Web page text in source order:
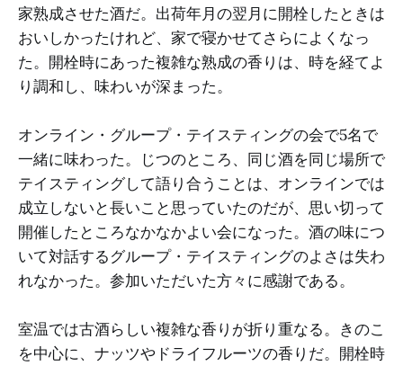
家熟成させた酒だ。出荷年月の翌月に開栓したときは
おいしかったけれど、家で寝かせてさらによくなっ
た。開栓時にあった複雑な熟成の香りは、時を経てよ
り調和し、味わいが深まった。
オンライン・グループ・テイスティングの会で5名で
一緒に味わった。じつのところ、同じ酒を同じ場所で
テイスティングして語り合うことは、オンラインでは
成立しないと長いこと思っていたのだが、思い切って
開催したところなかなかよい会になった。酒の味につ
いて対話するグループ・テイスティングのよさは失わ
れなかった。参加いただいた方々に感謝である。
室温では古酒らしい複雑な香りが折り重なる。きのこ
を中心に、ナッツやドライフルーツの香りだ。開栓時